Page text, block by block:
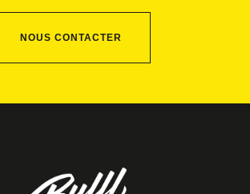
NOUS CONTACTER